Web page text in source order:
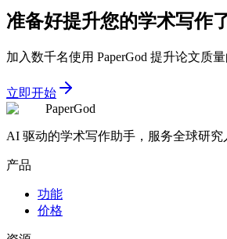
准备好提升您的学术写作
加入数千名使用 PaperGod 提升论文质
立即开始
PaperGod
AI 驱动的学术写作助手，服务全球研究
产品
功能
价格